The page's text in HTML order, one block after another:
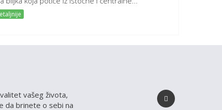
vašeg života,
da brinete o sebi na